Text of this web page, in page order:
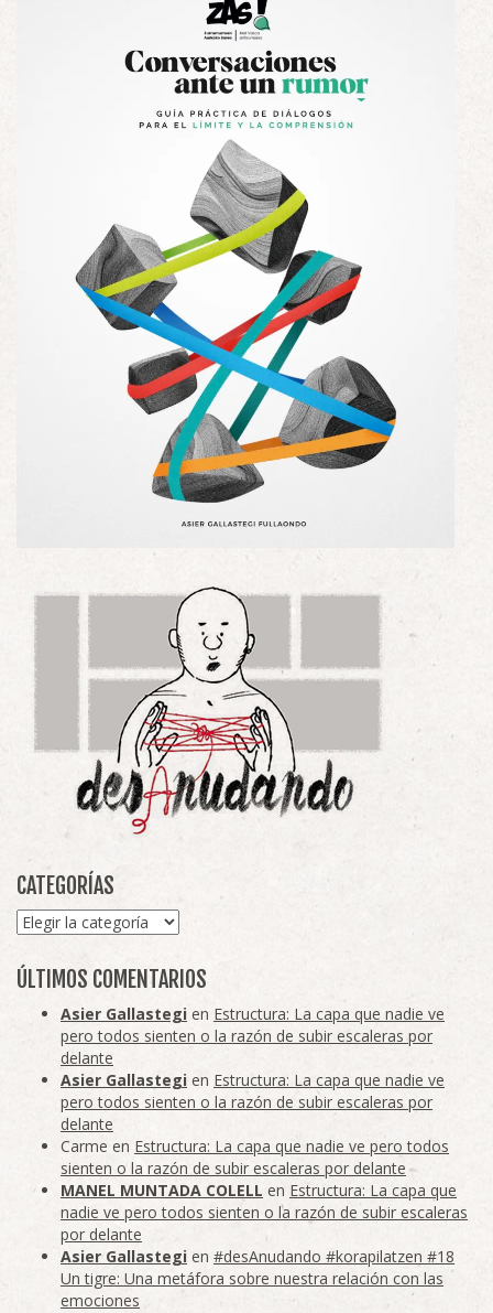
CATEGORÍAS
Categorías
ÚLTIMOS COMENTARIOS
Asier Gallastegi en Estructura: La capa que nadie ve
pero todos sienten o la razón de subir escaleras por
delante
Asier Gallastegi en Estructura: La capa que nadie ve
pero todos sienten o la razón de subir escaleras por
delante
Carme en Estructura: La capa que nadie ve pero todos
sienten o la razón de subir escaleras por delante
MANEL MUNTADA COLELL en Estructura: La capa que
nadie ve pero todos sienten o la razón de subir escaleras
por delante
Asier Gallastegi en #desAnudando #korapilatzen #18
Un tigre: Una metáfora sobre nuestra relación con las
emociones